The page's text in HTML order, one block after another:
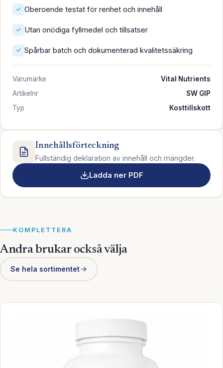
Oberoende testat för renhet och innehåll
Utan onödiga fyllmedel och tillsatser
Spårbar batch och dokumenterad kvalitetssäkring
Varumärke
Vital Nutrients
Artikelnr
SW GIP
Typ
Kosttillskott
Innehållsförteckning
Fullständig deklaration av innehåll och mängder.
Ladda ner PDF
KOMPLETTERA
Andra brukar också välja
Se hela sortimentet